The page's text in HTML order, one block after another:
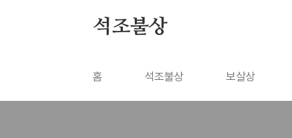
석조불상
홈 석조불상 보살상